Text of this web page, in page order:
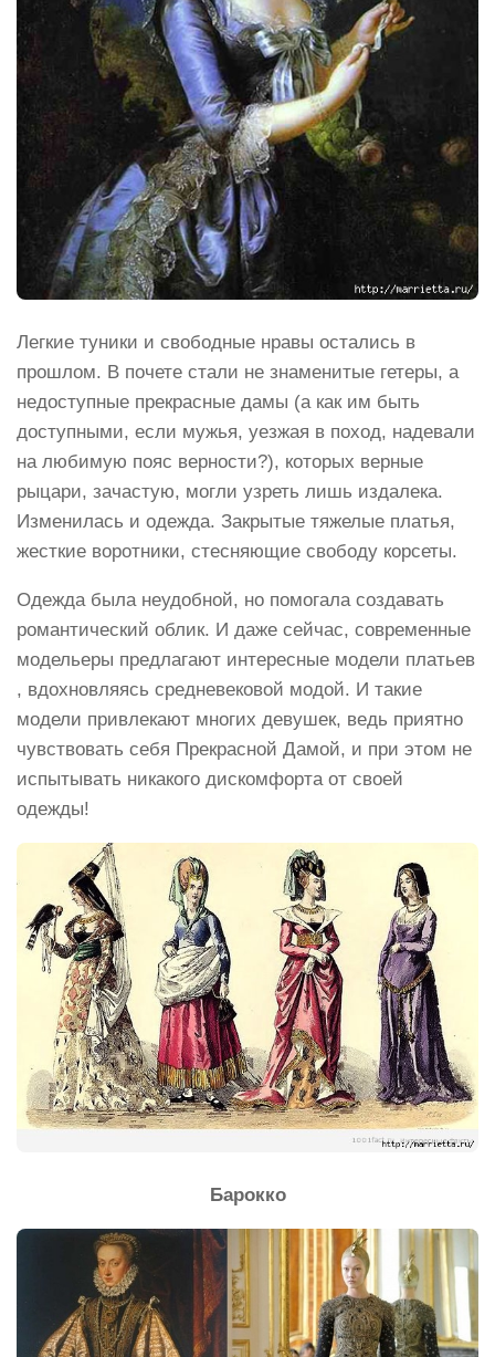
Легкие туники и свободные нравы остались в
прошлом. В почете стали не знаменитые гетеры, а
недоступные прекрасные дамы (а как им быть
доступными, если мужья, уезжая в поход, надевали
на любимую пояс верности?), которых верные
рыцари, зачастую, могли узреть лишь издалека.
Изменилась и одежда. Закрытые тяжелые платья,
жесткие воротники, стесняющие свободу корсеты.
Одежда была неудобной, но помогала создавать
романтический облик. И даже сейчас, современные
модельеры предлагают интересные модели платьев
, вдохновляясь средневековой модой. И такие
модели привлекают многих девушек, ведь приятно
чувствовать себя Прекрасной Дамой, и при этом не
испытывать никакого дискомфорта от своей
одежды!
Барокко